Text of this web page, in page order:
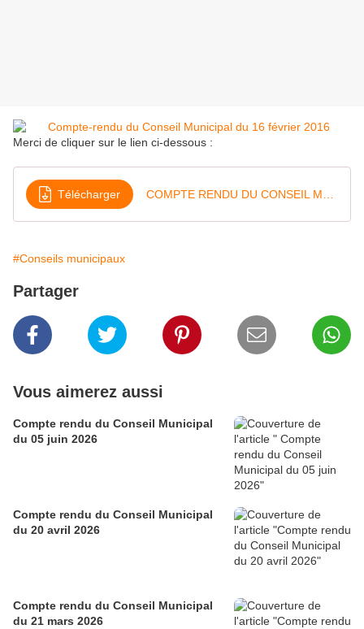
Merci de cliquer sur le lien ci-dessous :
Télécharger
#Conseils municipaux
Partager
Vous aimerez aussi
Compte rendu du Conseil Municipal
du 05 juin 2026
Compte rendu du Conseil Municipal
du 20 avril 2026
Compte rendu du Conseil Municipal
du 21 mars 2026